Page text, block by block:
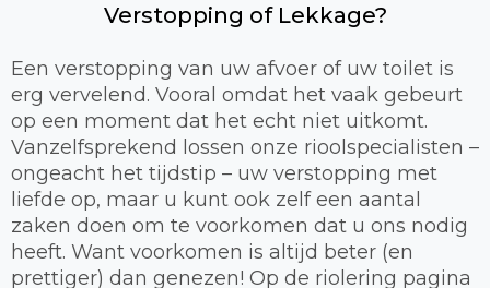
Verstopping of Lekkage?
Een verstopping van uw afvoer of uw toilet is
erg vervelend. Vooral omdat het vaak gebeurt
op een moment dat het echt niet uitkomt.
Vanzelfsprekend lossen onze rioolspecialisten –
ongeacht het tijdstip – uw verstopping met
liefde op, maar u kunt ook zelf een aantal
zaken doen om te voorkomen dat u ons nodig
heeft. Want voorkomen is altijd beter (en
prettiger) dan genezen! Op de riolering pagina